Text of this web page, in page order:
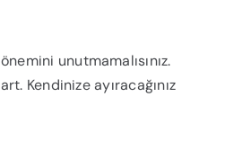
unutmamalısınız.
Kendinize ayıracağınız